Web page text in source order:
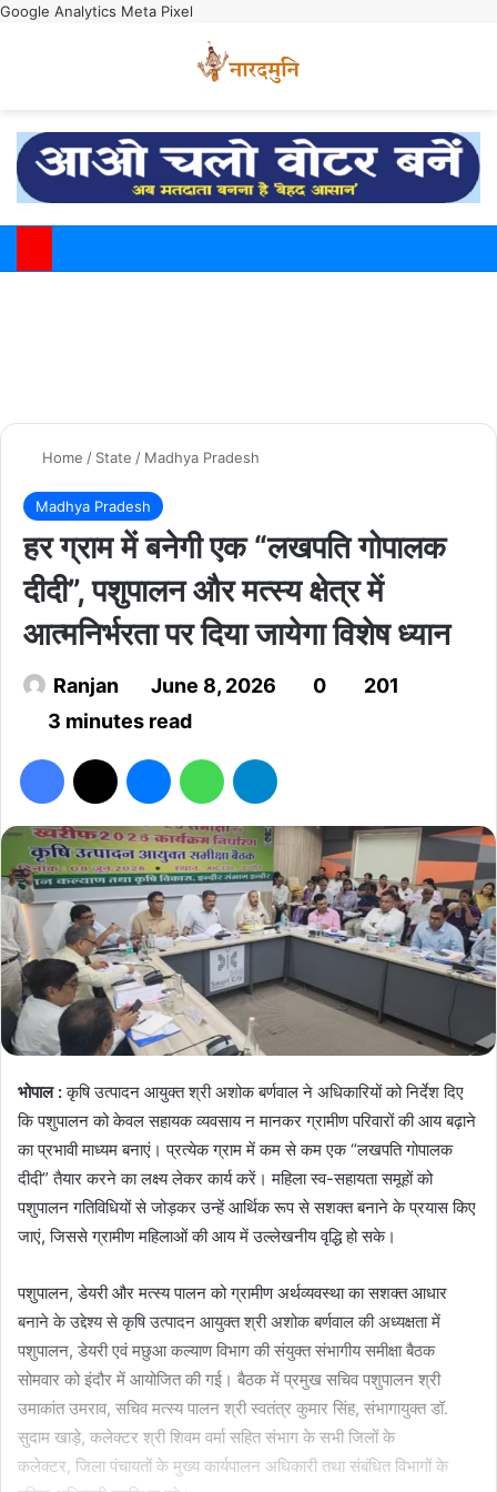
Google Analytics Meta Pixel
Home / State / Madhya Pradesh
Madhya Pradesh
हर ग्राम में बनेगी एक “लखपति गोपालक
दीदी”, पशुपालन और मत्स्य क्षेत्र में
आत्मनिर्भरता पर दिया जायेगा विशेष ध्यान
Ranjan June 8, 2026 0
201
3 minutes read
भोपाल :कृषि उत्पादन आयुक्त श्री अशोक बर्णवाल ने अधिकारियों को निर्देश दिए
कि पशुपालन को केवल सहायक व्यवसाय न मानकर ग्रामीण परिवारों की आय बढ़ाने
का प्रभावी माध्यम बनाएं। प्रत्येक ग्राम में कम से कम एक “लखपति गोपालक
दीदी” तैयार करने का लक्ष्य लेकर कार्य करें। महिला स्व-सहायता समूहों को
पशुपालन गतिविधियों से जोड़कर उन्हें आर्थिक रूप से सशक्त बनाने के प्रयास किए
जाएं, जिससे ग्रामीण महिलाओं की आय में उल्लेखनीय वृद्धि हो सके।
पशुपालन, डेयरी और मत्स्य पालन को ग्रामीण अर्थव्यवस्था का सशक्त आधार
बनाने के उद्देश्य से कृषि उत्पादन आयुक्त श्री अशोक बर्णवाल की अध्यक्षता में
पशुपालन, डेयरी एवं मछुआ कल्याण विभाग की संयुक्त संभागीय समीक्षा बैठक
सोमवार को इंदौर में आयोजित की गई। बैठक में प्रमुख सचिव पशुपालन श्री
उमाकांत उमराव, सचिव मत्स्य पालन श्री स्वतंत्र कुमार सिंह, संभागायुक्त डॉ.
सुदाम खाड़े, कलेक्टर श्री शिवम वर्मा सहित संभाग के सभी जिलों के
कलेक्टर, जिला पंचायतों के मुख्य कार्यपालन अधिकारी तथा संबंधित विभागों के